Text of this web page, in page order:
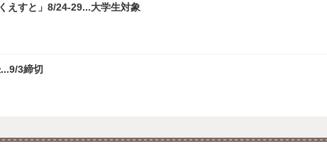
えすと」8/24-29...大学生対象
3締切